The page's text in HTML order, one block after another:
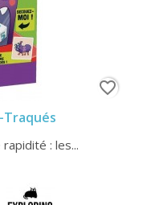
Traqués
: les...
favorite_border